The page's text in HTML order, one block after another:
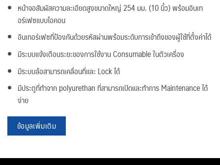
หน้าจอสัมผัสความละเอียดสูงขนาดใหญ่ 254 มม. (10 นิ้ว) พร้อมอินเท
อร์เฟซแบบไอคอน
อินเทอร์เฟซที่ป้องกันด้วยรหัสผ่านพร้อมระดับการเข้าถึงของผู้ใช้ที่ตั้งค่าได้
มีระบบแจ้งเตือนระยะของการใช้งาน Consumable ในตัวเครื่อง
มีระบบล้อสามารถเคลื่อนที่และ Lock ได้
มีประตูที่ทำจาก polyurethan ที่สามารถเปิดและทำการ Maintenance ได้
ง่าย
ข้อมูลเพิ่มเติม